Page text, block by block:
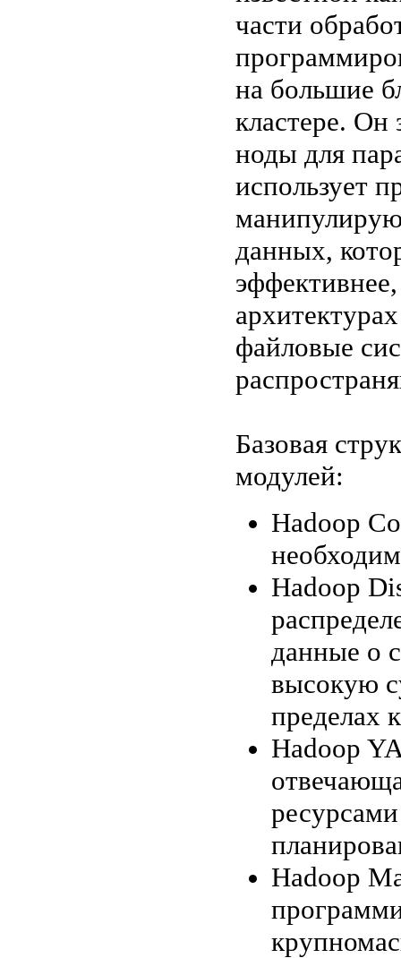
части
на большие
кластере. Он
ноды для
использует
данных,
файловые
Базовая
модулей:
Hadoop
Hadoop
данные о
высокую
пределах
Hadoop
Hadoop